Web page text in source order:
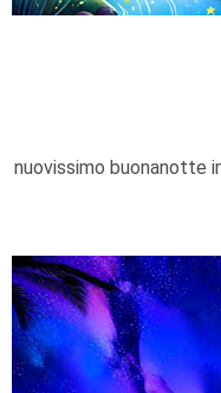
nuovissimo buonanotte